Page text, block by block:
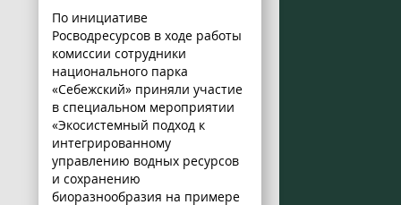
По инициативе
Росводресурсов в ходе работы
комиссии сотрудники
национального парка
«Себежский» приняли участие
в специальном мероприятии
«Экосистемный подход к
интегрированному
управлению водных ресурсов
и сохранению
биоразнообразия на примере